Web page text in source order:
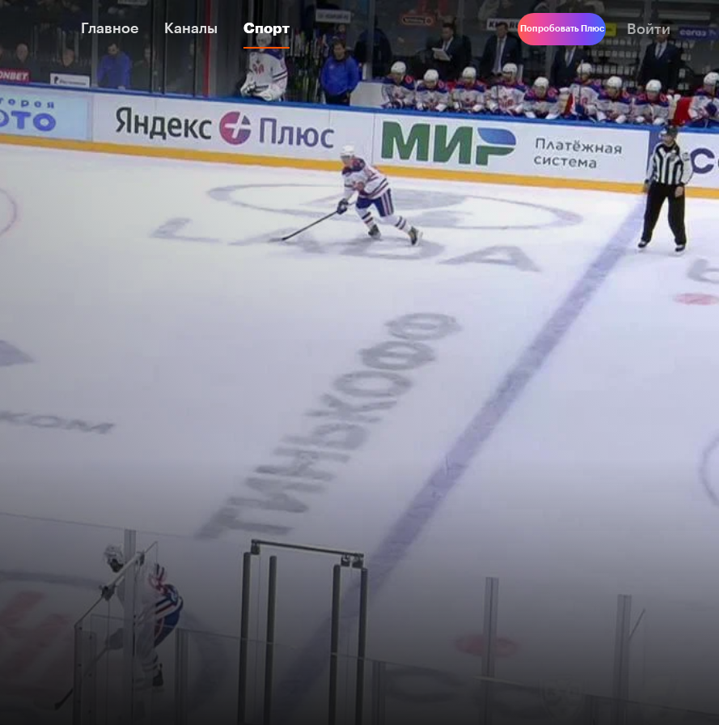
Главное Каналы Спорт
Главное Каналы Спорт Попробовать Плюс Войти